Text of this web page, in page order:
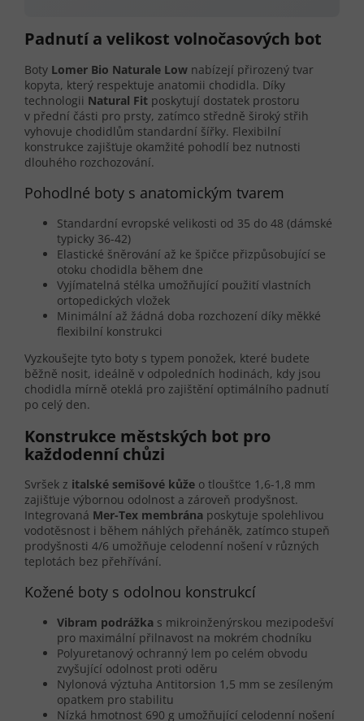
Padnutí a velikost volnočasových bot
Boty Lomer Bio Naturale Low nabízejí přirozený tvar
kopyta, který respektuje anatomii chodidla. Díky
technologii Natural Fit poskytují dostatek prostoru
v přední části pro prsty, zatímco středně široký střih
vyhovuje chodidlům standardní šířky. Flexibilní
konstrukce zajišťuje okamžité pohodlí bez nutnosti
dlouhého rozchozování.
Pohodlné boty s anatomickým tvarem
Standardní evropské velikosti od 35 do 48 (dámské
typicky 36-42)
Elastické šněrování až ke špičce přizpůsobující se
otoku chodidla během dne
Vyjímatelná stélka umožňující použití vlastních
ortopedických vložek
Minimální až žádná doba rozchození díky měkké
flexibilní konstrukci
Vyzkoušejte tyto boty s typem ponožek, které budete
běžně nosit, ideálně v odpoledních hodinách, kdy jsou
chodidla mírně oteklá pro zajištění optimálního padnutí
po celý den.
Konstrukce městských bot pro
každodenní chůzi
Svršek z italské semišové kůže o tloušťce 1,6-1,8 mm
zajišťuje výbornou odolnost a zároveň prodyšnost.
Integrovaná Mer-Tex membrána poskytuje spolehlivou
vodotěsnost i během náhlých přeháněk, zatímco stupeň
prodyšnosti 4/6 umožňuje celodenní nošení v různých
teplotách bez přehřívání.
Kožené boty s odolnou konstrukcí
Vibram podrážka s mikroinženýrskou mezipodešví
pro maximální přilnavost na mokrém chodníku
Polyuretanový ochranný lem po celém obvodu
zvyšující odolnost proti oděru
Nylonová výztuha Antitorsion 1,5 mm se zesíleným
opatkem pro stabilitu
Nízká hmotnost 690 g umožňující celodenní nošení